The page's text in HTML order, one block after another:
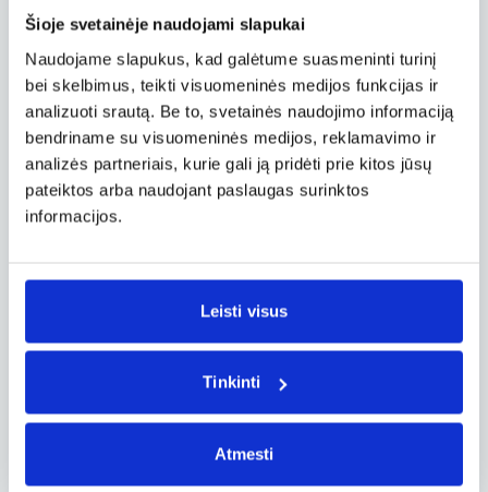
Šioje svetainėje naudojami slapukai
Naudojame slapukus, kad galėtume suasmeninti turinį
bei skelbimus, teikti visuomeninės medijos funkcijas ir
analizuoti srautą. Be to, svetainės naudojimo informaciją
bendriname su visuomeninės medijos, reklamavimo ir
analizės partneriais, kurie gali ją pridėti prie kitos jūsų
pateiktos arba naudojant paslaugas surinktos
informacijos.
Leisti visus
Tinkinti
Atmesti
anuos laikus primena čia kas dvejus metus
rengiamos Vikingų žaidynės.
Trolių laiptai
Nuo Alesundo iki bene žymiausios Norvegijoje
kalnų perėjos, Trolių laiptų (Trollstigen),
važiuoti reikia apie 120 km į rytus. Įspūdingą
kalnų kelią supa rūke skęstantys kalnai ir
šniokščiantys kriokliai. Nuo spalio iki gegužės
uždaromas.
Runde – paukščių sala
Rundės sala, esanti už 70 km nuo Alesundo,
garsėja čia perinčiais paukščiais. Kasmet čia
peri apie 500 tūkstančių paukščių, iš viso apie
80 rūšių.